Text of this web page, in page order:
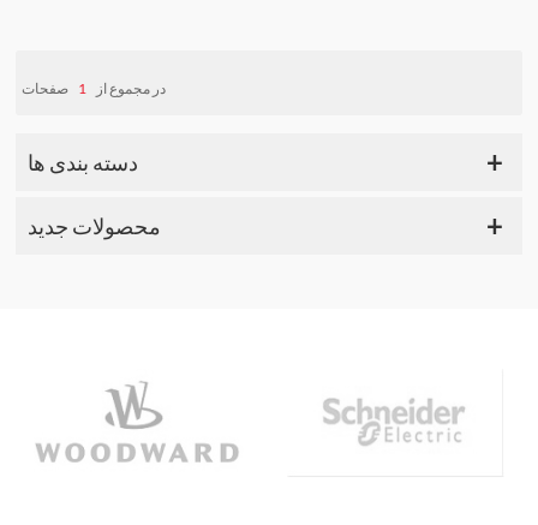
در مجموع از 1 صفحات
دسته بندی ها
محصولات جدید